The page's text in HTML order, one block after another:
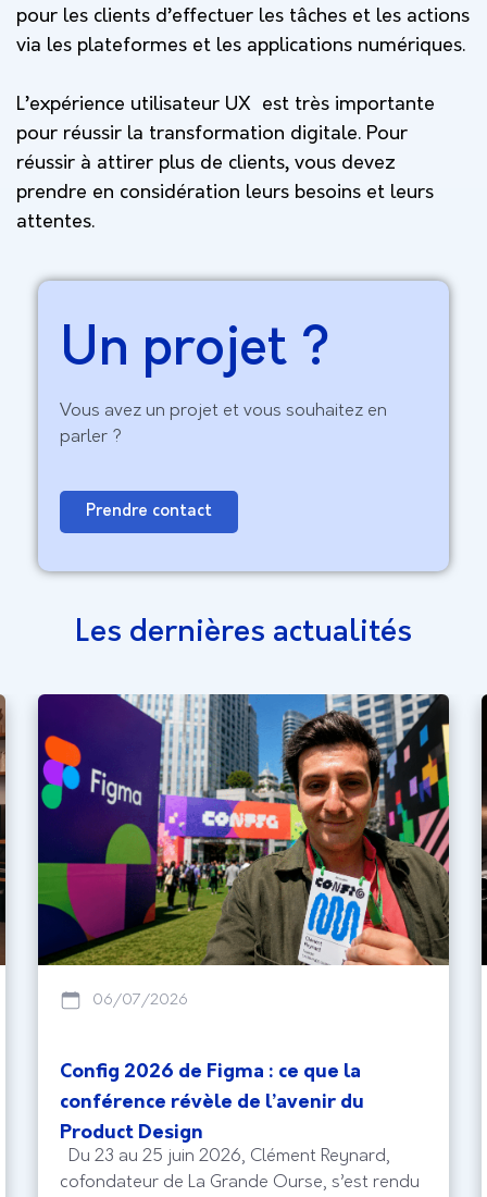
pour les clients d’effectuer les tâches et les actions
via les plateformes et les applications numériques.
L’expérience utilisateur UX est très importante
pour réussir la transformation digitale. Pour
réussir à attirer plus de clients, vous devez
prendre en considération leurs besoins et leurs
attentes.
Un projet ?
Vous avez un projet et vous souhaitez en
parler ?
Prendre contact
Les dernières actualités
06/07/2026
Config 2026 de Figma : ce que la
conférence révèle de l’avenir du
Product Design
Du 23 au 25 juin 2026, Clément Reynard,
cofondateur de La Grande Ourse, s’est rendu